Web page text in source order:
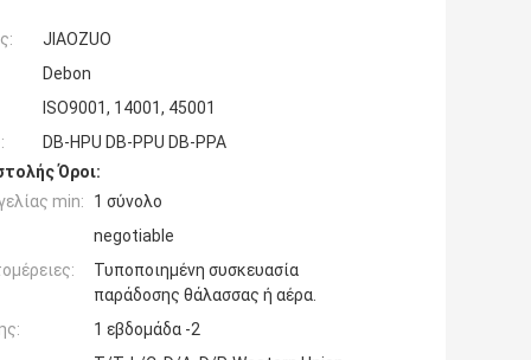
JIAOZUO
Debon
ISO9001, 14001, 45001
DB-HPU DB-PPU DB-PPA
Όροι:
min:
1 σύνολο
negotiable
Τυποποιημένη συσκευασία
παράδοσης θάλασσας ή αέρα.
1 εβδομάδα -2